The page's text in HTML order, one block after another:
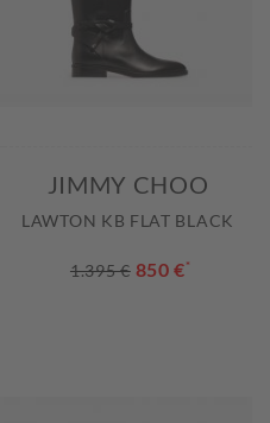
JIMMY CHOO
LAWTON KB FLAT BLACK
1.395 € 850 €*